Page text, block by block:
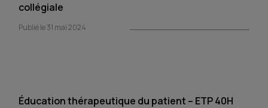
collégiale
Publié le 31 mai 2024
Éducation thérapeutique du patient – ETP 40H